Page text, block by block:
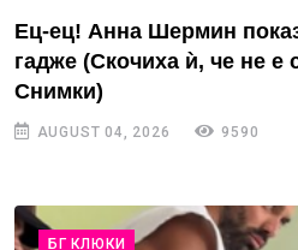
Ец-ец! Анна Шермин
гадже (Скочиха ѝ, че не
Снимки)
AUGUST 04, 2026 9590
БГ КЛЮКИ